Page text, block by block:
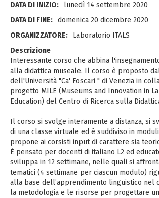
DATA DI INIZIO:
lunedì 14 settembre 2020
DATA DI FINE: domenica 20 dicembre 2020
ORGANIZZATORE:
Laboratorio ITALS
Descrizione
Interessante corso che abbina
alla didattica museale. Il corso è proposto
dell'Università "Ca' Foscari " di Venezia in
progetto MILE (Museums and Innovation in
Education) del Centro di Ricerca sulla
Il corso si svolge interamente a distanza, si
di una classe virtuale ed è suddiviso in
propone ai corsisti input di carattere sia
È pensato per docenti di italiano L2 ed
sviluppa in 12 settimane, nelle quali si
tematici (4 settimane per ciascun modulo)
alla base dell’apprendimento linguistico nel
la metodologia e le risorse per progettare